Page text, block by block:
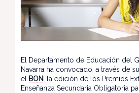
El Departamento de Educación del
Navarra ha convocado, a través de
el BON, la edición de los Premios
Enseñanza Secundaria Obligatoria